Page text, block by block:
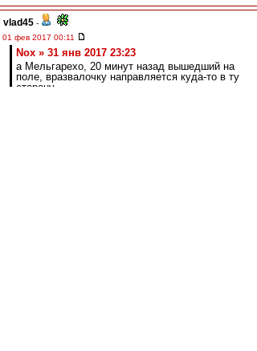
vlad45 -
01 фев 2017 00:11
Nox » 31 янв 2017 23:23
а Мельгарехо, 20 минут назад вышедший на
поле, вразвалочку направляется куда-то в ту
сторону.